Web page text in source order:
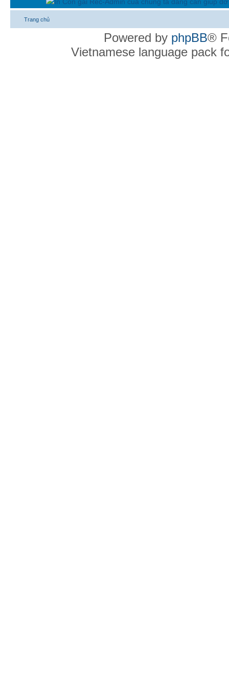
Trang chủ
Powered by phpBB®
Vietnamese language pack